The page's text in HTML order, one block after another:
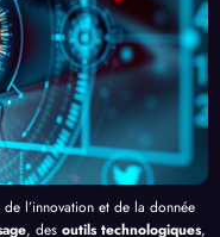
l’innovation et de la donnée
, des outils technologiques,